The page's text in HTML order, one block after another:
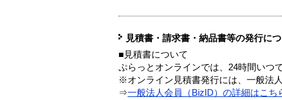
見積書・請求書・納品書等の発行に
■見積書について
ぷらっとオンラインでは、24時間いつ
※オンライン見積書発行には、一般法
⇒一般法人会員（BizID）の詳細はこち